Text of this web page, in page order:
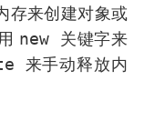
存来创建对象或
new 关键字来
来手动释放内